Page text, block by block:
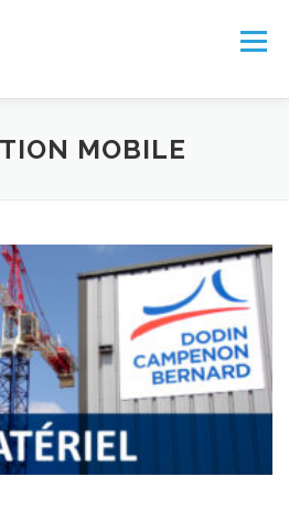
Menu
MOBILE